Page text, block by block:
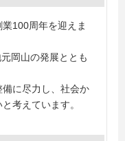
100周年を迎えま
岡山の発展ととも
に尽力し、社会か
考えています。